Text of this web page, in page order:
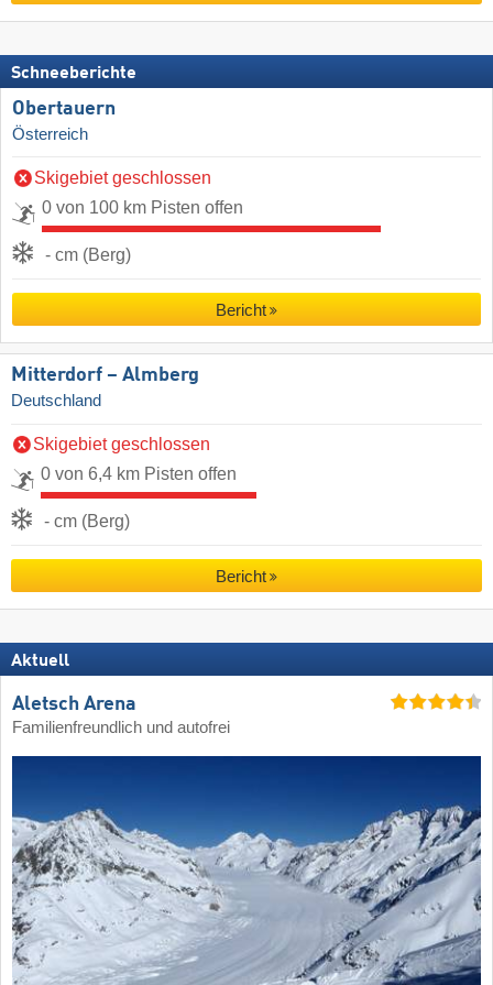
Schneeberichte
Obertauern
Österreich
Skigebiet geschlossen
0 von 100 km Pisten offen
- cm (Berg)
Bericht
Mitterdorf – Almberg
Deutschland
Skigebiet geschlossen
0 von 6,4 km Pisten offen
- cm (Berg)
Bericht
Aktuell
Aletsch Arena
Familienfreundlich und autofrei